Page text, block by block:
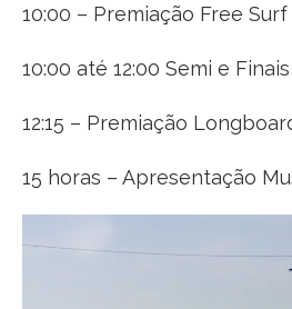
10:00 – Premiação Free Surf
10:00 até 12:00 Semi e
12:15 – Premiação
15 horas – Apresentação